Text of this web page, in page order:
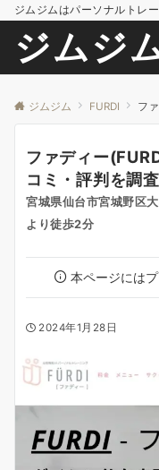
ジムジムはパーソナルトレ
ジムジ
ジムジム FURDI ファ
ファディー
コミ・評判を調査
宮城県仙台市宮城野区
より徒歩2分
本ページには
2024年1月28日